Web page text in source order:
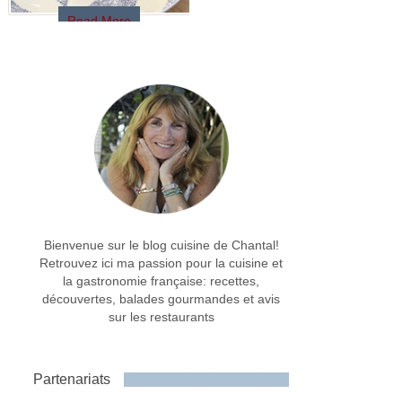
Read More
Bienvenue sur le blog cuisine de Chantal!
Retrouvez ici ma passion pour la cuisine et
la gastronomie française: recettes,
découvertes, balades gourmandes et avis
sur les restaurants
Partenariats